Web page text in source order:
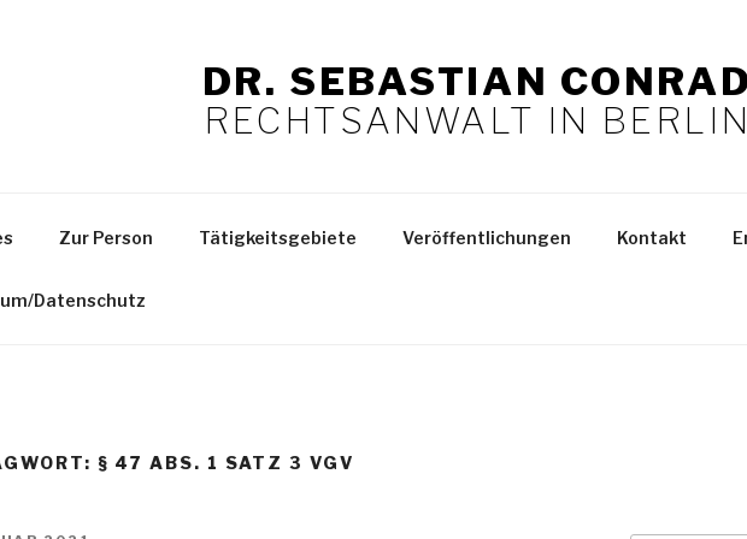
DR. SEBASTIAN CONRAD
RECHTSANWALT IN BERLIN
Zur Person Tätigkeitsgebiete Veröffentlichungen Kontakt
Datenschutz
§ 47 ABS. 1 SATZ 3 VGV